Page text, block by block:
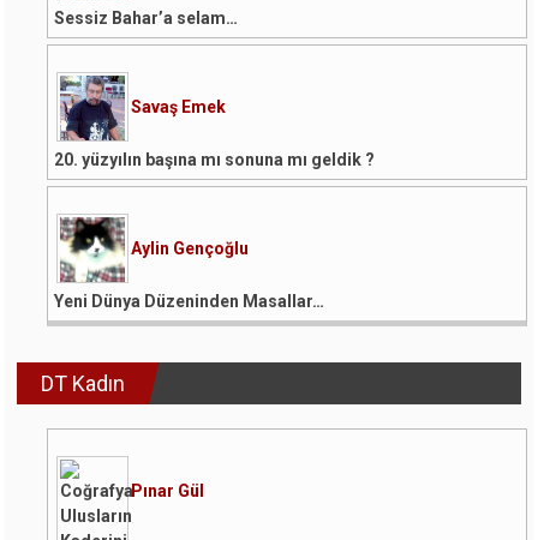
Sessiz Bahar’a selam…
Savaş Emek
20. yüzyılın başına mı sonuna mı geldik ?
Aylin Gençoğlu
Yeni Dünya Düzeninden Masallar…
DT Kadın
Pınar Gül